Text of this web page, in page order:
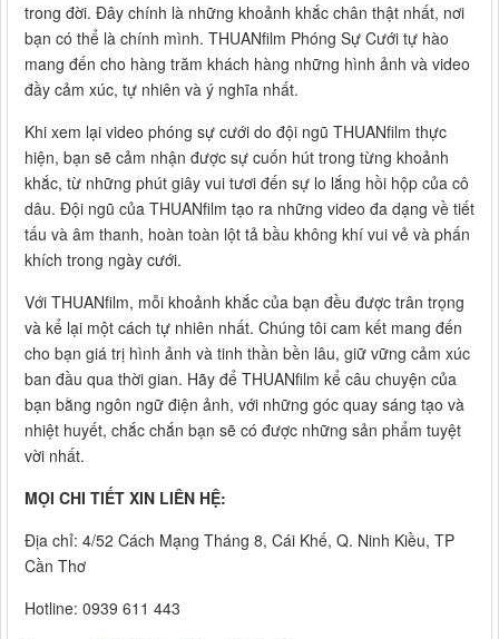
trong đời. Đây chính là những khoảnh khắc chân thật nhất, nơi
bạn có thể là chính mình. THUANfilm Phóng Sự Cưới tự hào
mang đến cho hàng trăm khách hàng những hình ảnh và video
đầy cảm xúc, tự nhiên và ý nghĩa nhất.
Khi xem lại video phóng sự cưới do đội ngũ THUANfilm thực
hiện, bạn sẽ cảm nhận được sự cuốn hút trong từng khoảnh
khắc, từ những phút giây vui tươi đến sự lo lắng hồi hộp của cô
dâu. Đội ngũ của THUANfilm tạo ra những video đa dạng về tiết
tấu và âm thanh, hoàn toàn lột tả bầu không khí vui vẻ và phấn
khích trong ngày cưới.
Với THUANfilm, mỗi khoảnh khắc của bạn đều được trân trọng
và kể lại một cách tự nhiên nhất. Chúng tôi cam kết mang đến
cho bạn giá trị hình ảnh và tinh thần bền lâu, giữ vững cảm xúc
ban đầu qua thời gian. Hãy để THUANfilm kể câu chuyện của
bạn bằng ngôn ngữ điện ảnh, với những góc quay sáng tạo và
nhiệt huyết, chắc chắn bạn sẽ có được những sản phẩm tuyệt
vời nhất.
MỌI CHI TIẾT XIN LIÊN HỆ:
Địa chỉ: 4/52 Cách Mạng Tháng 8, Cái Khế, Q. Ninh Kiều, TP
Cần Thơ
Hotline: 0939 611 443